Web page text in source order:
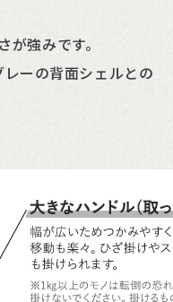
強みです。
ーの背面シェルとの